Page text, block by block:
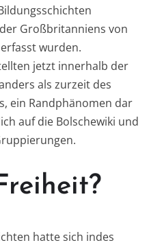
Großbritanniens von
wurden.
jetzt innerhalb der
als zurzeit des
ein Randphänomen dar
auf die Bolschewiki und
?
hatte sich indes